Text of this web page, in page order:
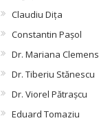
Claudiu Diţa
Constantin Pașol
Dr. Mariana Clemens
Dr. Tiberiu Stănescu
Dr. Viorel Pătraşcu
Eduard Tomaziu